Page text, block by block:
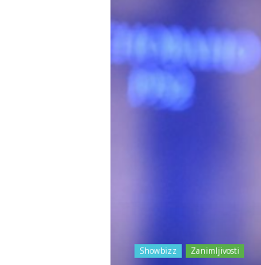
Showbizz Zanimljivosti